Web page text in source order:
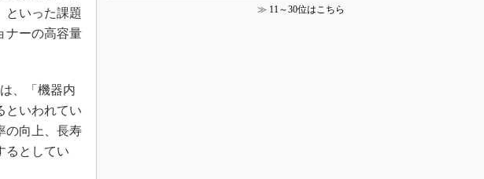
といった課題
ナーの高容量
、「機器内
といわれてい
の向上、長寿
るとしてい
≫ 11～30位はこちら